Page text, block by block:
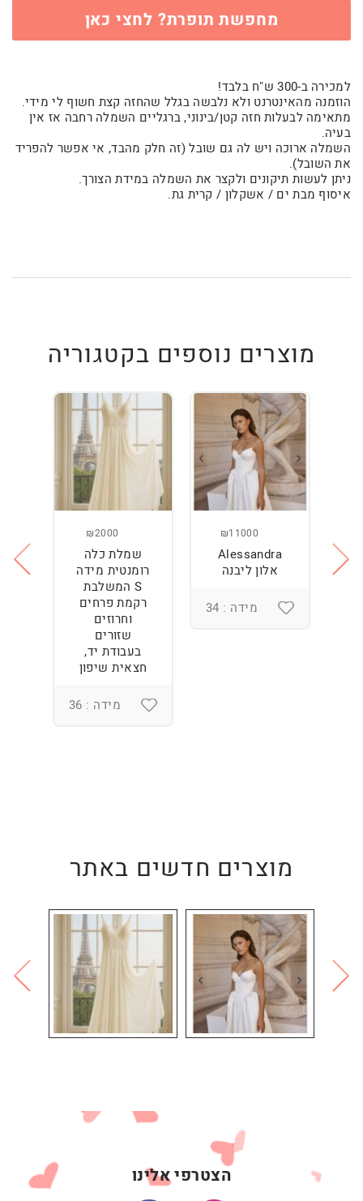
מחפשת תופרת? לחצי כאן
למכירה ב-300 ש"ח בלבד!
הוזמנה מהאינטרנט ולא נלבשה בגלל שהחזה קצת חשוף לי מידי.
מתאימה לבעלות חזה קטן/בינוני, ברגליים השמלה רחבה אז אין
בעיה.
השמלה ארוכה ויש לה גם שובל (זה חלק מהבד, אי אפשר להפריד
את השובל).
ניתן לעשות תיקונים ולקצר את השמלה במידת הצורך.
איסוף מבת ים / אשקלון / קרית גת.
מוצרים נוספים בקטגוריה
₪11000
Alessandra
אלון ליבנה
מידה : 34
₪2000
שמלת כלה
רומנטית מידה
S המשלבת
רקמת פרחים
וחרוזים
שזורים
בעבודת יד,
חצאית שיפון
מידה : 36
מוצרים חדשים באתר
הצטרפי אלינו